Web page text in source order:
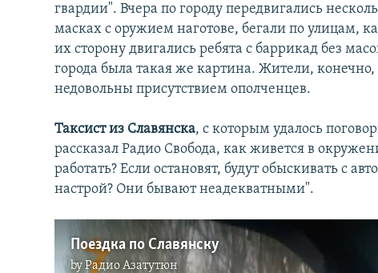
гвардии". Вчера по городу передвигались
масках с оружием наготове, бегали по улицам,
их сторону двигались ребята с баррикад без
города была такая же картина. Жители, конечно,
недовольны присутствием ополченцев.
Таксист из Славянска, с которым удалось
рассказал Радио Свобода, как живется в
работать? Если остановят, будут обыскивать с
настрой? Они бывают неадекватными".
Поездка по Славянску
byРадио Азатутюн